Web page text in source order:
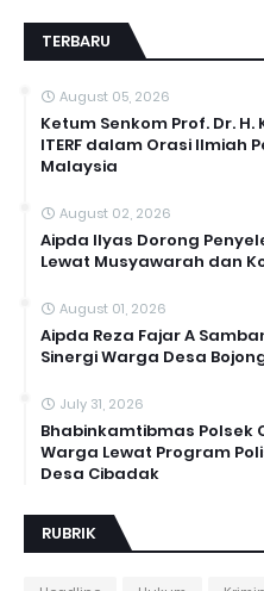
TERBARU
August 05, 2026
Ketum Senkom Prof. Dr.
ITERF dalam Orasi Ilmiah
Malaysia
August 02, 2026
Aipda Ilyas Dorong
Lewat Musyawarah dan
August 01, 2026
Aipda Reza Fajar A
Sinergi Warga Desa
July 31, 2026
Bhabinkamtibmas Polsek
Warga Lewat Program
Desa Cibadak
RUBRIK